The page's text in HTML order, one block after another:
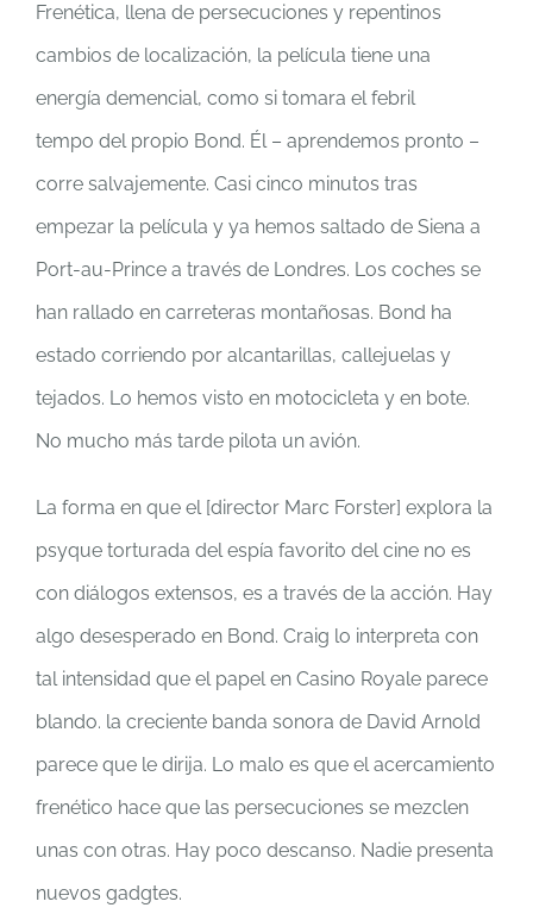
Frenética, llena de persecuciones y repentinos
cambios de localización, la película tiene una
energía demencial, como si tomara el febril
tempo del propio Bond. Él – aprendemos pronto –
corre salvajemente. Casi cinco minutos tras
empezar la película y ya hemos saltado de Siena a
Port-au-Prince a través de Londres. Los coches se
han rallado en carreteras montañosas. Bond ha
estado corriendo por alcantarillas, callejuelas y
tejados. Lo hemos visto en motocicleta y en bote.
No mucho más tarde pilota un avión.
La forma en que el [director Marc Forster] explora la
psyque torturada del espía favorito del cine no es
con diálogos extensos, es a través de la acción. Hay
algo desesperado en Bond. Craig lo interpreta con
tal intensidad que el papel en Casino Royale parece
blando. la creciente banda sonora de David Arnold
parece que le dirija. Lo malo es que el acercamiento
frenético hace que las persecuciones se mezclen
unas con otras. Hay poco descanso. Nadie presenta
nuevos gadgtes.